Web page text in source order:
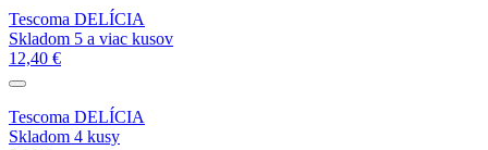
Tescoma DELÍCIA
Skladom 5 a viac kusov
12,40 €
Tescoma DELÍCIA
Skladom 4 kusy